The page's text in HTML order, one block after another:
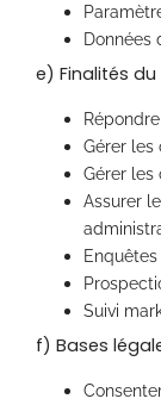
Données
e) Finalités
Gérer les
Gérer les
Assurer
Suivi
f) Bases